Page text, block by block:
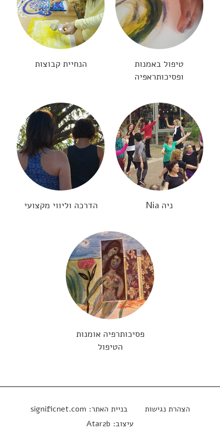
טיפול באמנות
ופסיכותראפיה
הנחיית קבוצות
ניה Nia הדרכה וליווי מקצועי
פסיכותרפיה אומנות
הטיפול
הצהרת נגישות בניית האתר: significnet.com
עיצוב: Atar2b